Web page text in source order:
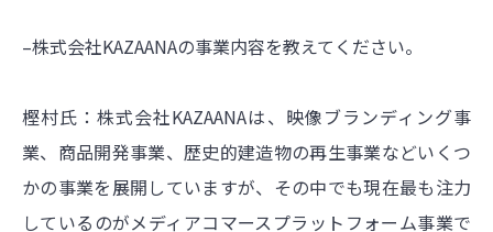
–株式会社KAZAANAの事業内容を教えてください。
樫村氏：株式会社KAZAANAは、映像ブランディング事
業、商品開発事業、歴史的建造物の再生事業などいくつ
かの事業を展開していますが、その中でも現在最も注力
しているのがメディアコマースプラットフォーム事業で